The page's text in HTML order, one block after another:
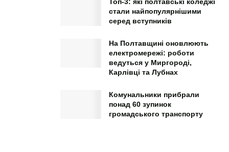
стали найпопулярнішими
серед вступників
На Полтавщині оновлюють
електромережі: роботи
ведуться у Миргороді,
Карлівці та Лубнах
Комунальники прибрали
понад 60 зупинок
громадського транспорту